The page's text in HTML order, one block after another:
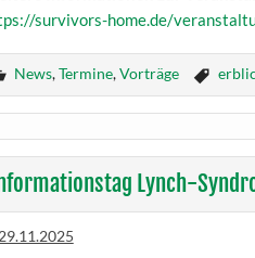
survivors-home.de/
News,Termine,Vorträge
Lynch-
29.11.2025